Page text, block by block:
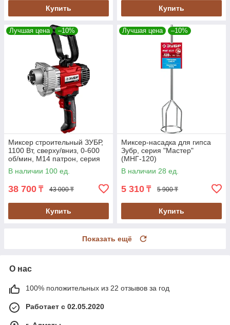
Купить Купить
Лучшая цена –10%
Миксер строительный ЗУБР,
1100 Вт, сверху/вниз, 0-600
об/мин, М14 патрон, серия
"Мастер" (МР-1100)
В наличии 100 ед.
38 700 ₸ 43 000 ₸
Купить
Лучшая цена –10%
Миксер-насадка для гипса
Зубр, серия "Мастер"
(МНГ-120)
В наличии 28 ед.
5 310 ₸ 5 900 ₸
Купить
Показать ещё
О нас
100% положительных из 22 отзывов за год
Работает с 02.05.2020